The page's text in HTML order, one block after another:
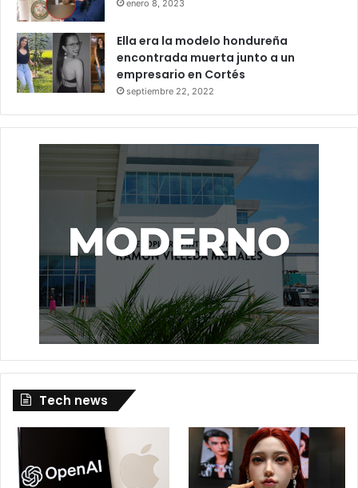
enero 8, 2023
Ella era la modelo hondureña
encontrada muerta junto a un
empresario en Cortés
septiembre 22, 2022
Tech news